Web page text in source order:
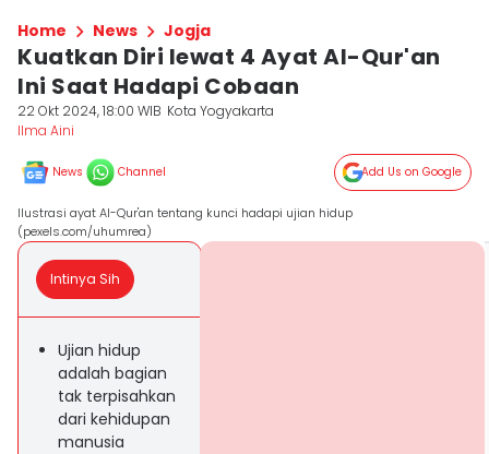
Home News Jogja
Kuatkan Diri lewat 4 Ayat Al-Qur'an
Ini Saat Hadapi Cobaan
22 Okt 2024, 18:00 WIB Kota Yogyakarta
Ilma Aini
News Channel Add Us on Google
Ilustrasi ayat Al-Qur'an tentang kunci hadapi ujian hidup
(pexels.com/uhumrea)
Intinya Sih
Ujian hidup
adalah bagian
tak terpisahkan
dari kehidupan
manusia